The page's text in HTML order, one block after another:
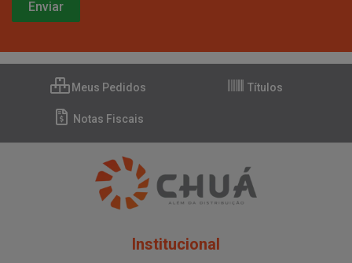
Meus Pedidos Títulos
Notas Fiscais
Institucional